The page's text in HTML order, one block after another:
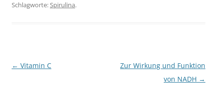
Schlagworte:Spirulina.
Beitragsnavigation
← Vitamin C
Zur Wirkung und Funktion
von NADH →